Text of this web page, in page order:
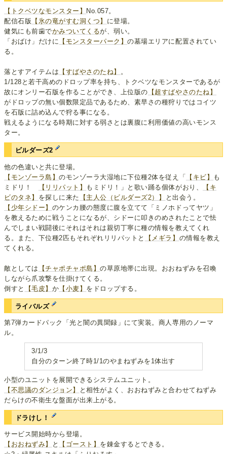
【トクベツなモンスター】
No.057。
配信石版 【氷の竜がすむ洞くつ】 に登場。
健気にも前歯でかみついてくるが、弱い。
「おばけ」だけに 【モンスターパーク】の墓場エリアに配置されてい
る。
落とすアイテムは 【すばやさのたね】 。
1/128と若干高めのドロップ率を持ち、トクベツなモンスターであるが
故にオンリー石版を作ることができ、上位版の 【超すばやさのたね】
がドロップの無い個数限定品であるため、素早さの種狩りではコイツ
を石版に詰め込んで狩る事になる。
戦えるようになる時期に対する弱さとは裏腹に利用価値の高いモンス
ター。
ビルダーズ2
他の色違いと共に登場。
【モンゾーラ島】のモンゾーラ大湿地に下位種2体を従え「 【キビ】
も
ミドリ！
【リリパット】 もミドリ！」と歌い踊る個体がおり、
【キ
ビのタネ】 を探しに来た 【主人公（ビルダーズ2）】
と出会う。
【少年シドー】 のケンカ腰の態度に腹を立てて「ミノホドってヤツ」
を教えるために戦うことになるが、シドーに叩きのめされたことで怯
んでしまい戦闘後にそれはそれは親切丁寧に種の情報を教えてくれ
る。また、下位種2匹もそれぞれリリパットと
【メギラ】 の情報を教え
てくれる。
敵としては 【チャポチャポ島】の草原地帯に出現。おおねずみを召喚
しながら爪攻撃を仕掛けてくる。
倒すと
【毛皮】 か 【小麦】 をドロップする。
ライバルズ
第7弾カードパック「光と闇の異聞録」にて実装。商人専用のノーマ
ル。
3/1/3
自分のターン終了時1/1のやまねずみを1体出す
小型のユニットを展開できるシステムユニット。
【不思議のダンジョン】
と相性がよく、おおねずみと合わせてねずみ
だらけの不衛生な盤面が出来上がる。
ドラけし！
サービス開始時から登場。
【おおねずみ】
と 【ゴースト】 を錬金するとできる。